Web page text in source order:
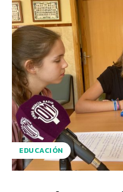
EDUCACIÓN